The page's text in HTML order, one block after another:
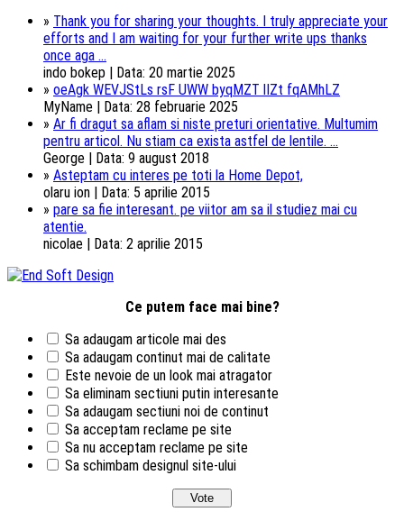
» Thank you for sharing your thoughts. I truly appreciate your
efforts and I am waiting for your further write ups thanks
once aga ...
indo bokep | Data: 20 martie 2025
» oeAgk WEVJStLs rsF UWW byqMZT lIZt fqAMhLZ
MyName | Data: 28 februarie 2025
» Ar fi dragut sa aflam si niste preturi orientative. Multumim
pentru articol. Nu stiam ca exista astfel de lentile. ...
George | Data: 9 august 2018
» Asteptam cu interes pe toti la Home Depot,
olaru ion | Data: 5 aprilie 2015
» pare sa fie interesant. pe viitor am sa il studiez mai cu
atentie.
nicolae | Data: 2 aprilie 2015
Ce putem face mai bine?
Sa adaugam articole mai des
Sa adaugam continut mai de calitate
Este nevoie de un look mai atragator
Sa eliminam sectiuni putin interesante
Sa adaugam sectiuni noi de continut
Sa acceptam reclame pe site
Sa nu acceptam reclame pe site
Sa schimbam designul site-ului